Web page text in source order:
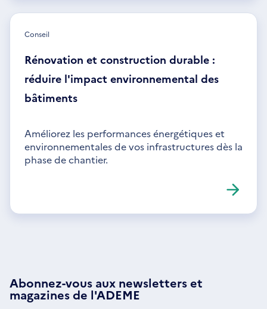
Conseil
Rénovation et construction durable :
réduire l'impact environnemental des
bâtiments
Améliorez les performances énergétiques et
environnementales de vos infrastructures dès la
phase de chantier.
Abonnez-vous aux newsletterset
magazines de l'ADEME